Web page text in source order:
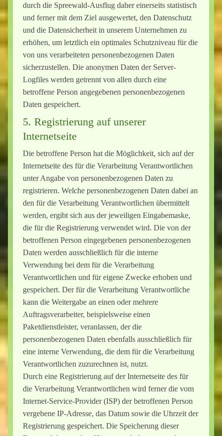
durch die Spreewald-Ausflug daher einerseits statistisch
und ferner mit dem Ziel ausgewertet, den Datenschutz
und die Datensicherheit in unserem Unternehmen zu
erhöhen, um letztlich ein optimales Schutzniveau für die
von uns verarbeiteten personenbezogenen Daten
sicherzustellen. Die anonymen Daten der Server-
Logfiles werden getrennt von allen durch eine
betroffene Person angegebenen personenbezogenen
Daten gespeichert.
5. Registrierung auf unserer
Internetseite
Die betroffene Person hat die Möglichkeit, sich auf der
Internetseite des für die Verarbeitung Verantwortlichen
unter Angabe von personenbezogenen Daten zu
registrieren. Welche personenbezogenen Daten dabei an
den für die Verarbeitung Verantwortlichen übermittelt
werden, ergibt sich aus der jeweiligen Eingabemaske,
die für die Registrierung verwendet wird. Die von der
betroffenen Person eingegebenen personenbezogenen
Daten werden ausschließlich für die interne
Verwendung bei dem für die Verarbeitung
Verantwortlichen und für eigene Zwecke erhoben und
gespeichert. Der für die Verarbeitung Verantwortliche
kann die Weitergabe an einen oder mehrere
Auftragsverarbeiter, beispielsweise einen
Paketdienstleister, veranlassen, der die
personenbezogenen Daten ebenfalls ausschließlich für
eine interne Verwendung, die dem für die Verarbeitung
Verantwortlichen zuzurechnen ist, nutzt.
Durch eine Registrierung auf der Internetseite des für
die Verarbeitung Verantwortlichen wird ferner die vom
Internet-Service-Provider (ISP) der betroffenen Person
vergebene IP-Adresse, das Datum sowie die Uhrzeit der
Registrierung gespeichert. Die Speicherung dieser